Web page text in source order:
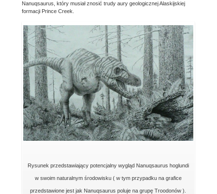
Nanuqsaurus, który musiał znosić trudy aury geologicznej Alaskijskiej
formacji Prince Creek.
Rysunek przedstawiający potencjalny wygląd Nanuqsaurus hoglundi
w swoim naturalnym środowisku ( w tym przypadku na grafice
przedstawione jest jak Nanuqsaurus poluje na grupę Troodonów ).